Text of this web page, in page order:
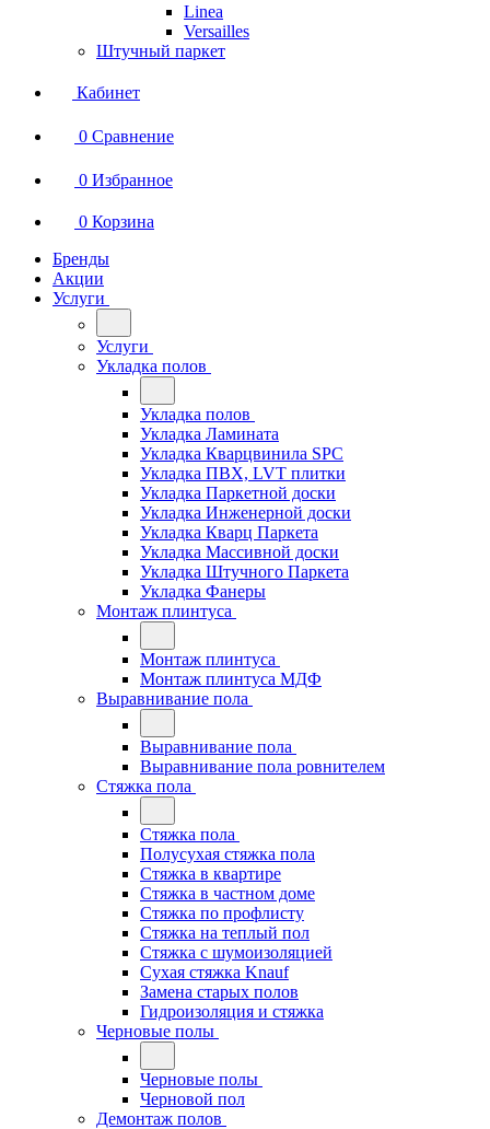
Linea
Versailles
Штучный паркет
Кабинет
0 Сравнение
0 Избранное
0 Корзина
Бренды
Акции
Услуги
Услуги
Укладка полов
Укладка полов
Укладка Ламината
Укладка Кварцвинила SPC
Укладка ПВХ, LVT плитки
Укладка Паркетной доски
Укладка Инженерной доски
Укладка Кварц Паркета
Укладка Массивной доски
Укладка Штучного Паркета
Укладка Фанеры
Монтаж плинтуса
Монтаж плинтуса
Монтаж плинтуса МДФ
Выравнивание пола
Выравнивание пола
Выравнивание пола ровнителем
Стяжка пола
Стяжка пола
Полусухая стяжка пола
Стяжка в квартире
Стяжка в частном доме
Стяжка по профлисту
Стяжка на теплый пол
Стяжка с шумоизоляцией
Сухая стяжка Knauf
Замена старых полов
Гидроизоляция и стяжка
Черновые полы
Черновые полы
Черновой пол
Демонтаж полов